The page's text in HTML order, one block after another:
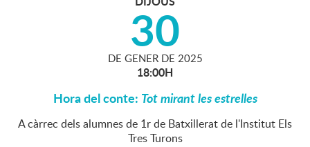
30
DE GENER DE 2025
18:00H
Hora del conte: Tot mirant les estrelles
A càrrec dels alumnes de 1r de Batxillerat de l'Institut Els
Tres Turons